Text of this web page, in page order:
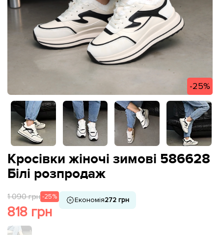
-25%
Кросівки жіночі зимові 586628
Білі розпродаж
1 090 грн -25%
818 грн
Економія272 грн